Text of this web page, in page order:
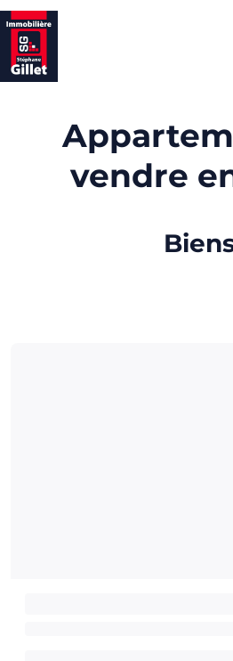
Aller au contenu principal
vendre